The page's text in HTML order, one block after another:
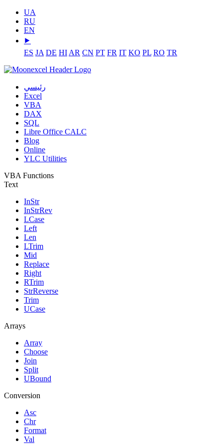
UA
RU
EN
⯈
ES JA DE HI AR CN PT FR IT KO PL RO TR
رئيسي
Excel
VBA
DAX
SQL
Libre Office CALC
Blog
Online
YLC Utilities
VBA Functions
Text
InStr
InStrRev
LCase
Left
Len
LTrim
Mid
Replace
Right
RTrim
StrReverse
Trim
UCase
Arrays
Array
Choose
Join
Split
UBound
Conversion
Asc
Chr
Format
Val